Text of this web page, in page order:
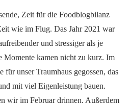
Zeit für die Foodblogbilanz
wie im Flug. Das Jahr 2021 war
und stressiger als je
Momente kamen nicht zu kurz. Im
unser Traumhaus gegossen, das
mit viel Eigenleistung bauen.
wir im Februar drinnen. Außerdem